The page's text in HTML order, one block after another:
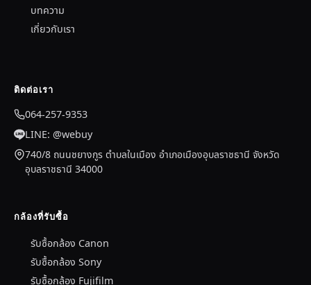
บทความ
เกี่ยวกับเรา
ติดต่อเรา
064-257-9353
LINE: @webuy
740/8 ถนนชยางกูร ตำบลในเมือง อำเภอเมืองอุบลราชธานี จังหวัด
อุบลราชธานี 34000
กล้องที่รับซื้อ
รับซื้อกล้อง Canon
รับซื้อกล้อง Sony
รับซื้อกล้อง Fujifilm